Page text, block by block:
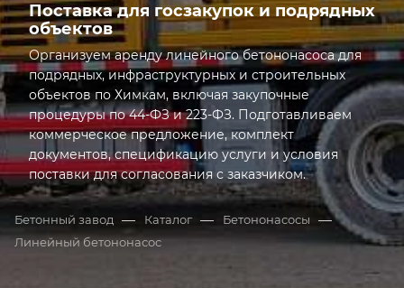
Поставка для госзакупок и подрядных
объектов
Организуем аренду линейного бетононасоса для
подрядных, инфраструктурных и строительных
объектов по Химкам, включая закупочные
процедуры по 44-ФЗ и 223-ФЗ. Подготавливаем
коммерческое предложение, комплект
документов, спецификацию услуги и условия
поставки для согласования с заказчиком.
Открыта грань: Поставка для госзакупок и
Бетонный завод — Каталог — Бетононасосы —
Линейный бетононасос